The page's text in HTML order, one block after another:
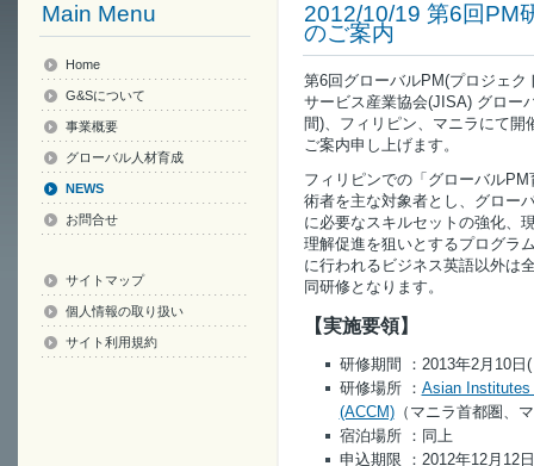
2012/10/19 第6回PM
のご案内
第6回グローバルPM(プロジェ
サービス産業協会(JISA) グロー
間)、フィリピン、マニラにて
ご案内申し上げます。
フィリピンでの「グローバル
術者を主な対象者とし、グロー
に必要なスキルセットの強化、
理解促進を狙いとするプログラ
に行われるビジネス英語以外は
同研修となります。
【実施要領】
研修期間
：2013年2月10
研修場所
： Asian Institutes
(ACCM)（マニラ首都圏、
宿泊場所
：同上
申込期限 ：2012年12月12
Main Menu
Home
G&Sについて
事業概要
グローバル人材育成
NEWS
お問合せ
サイトマップ
個人情報の取り扱い
サイト利用規約